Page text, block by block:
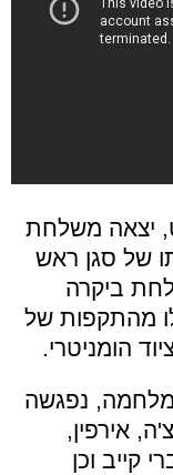
יצאה משלחת
של סגן ראש
ביקרה
מהתקפות של
הומניטרי.
נפגשה
אירפין,
קייב וכן